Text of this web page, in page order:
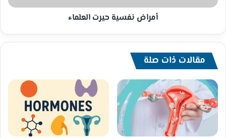
أمراض نفسية حيرت العلماء
مقالات ذات صلة